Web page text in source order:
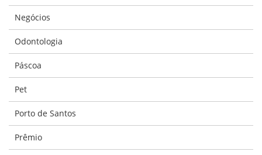
Negócios
Odontologia
Páscoa
Pet
Porto de Santos
Prêmio